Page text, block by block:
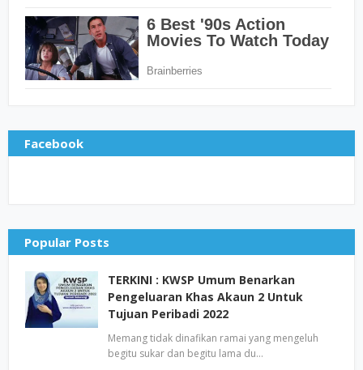
Facebook
Popular Posts
TERKINI : KWSP Umum Benarkan
Pengeluaran Khas Akaun 2 Untuk
Tujuan Peribadi 2022
Memang tidak dinafikan ramai yang mengeluh
begitu sukar dan begitu lama du…